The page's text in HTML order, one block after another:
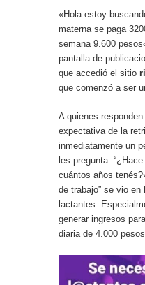
«Hola estoy
materna se paga
semana 9.600
pantalla de
que accedió el sitio
que comenzó a ser
A quienes
expectativa de la
inmediatamente un
les pregunta:
cuántos años
de trabajo” se vio en
lactantes.
generar ingresos
diaria de 4.000 pesos.